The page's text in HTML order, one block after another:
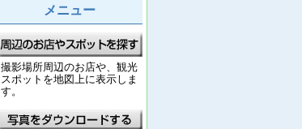
メニュー
撮影場所周辺のお店や、観光
スポットを地図上に表示しま
す。